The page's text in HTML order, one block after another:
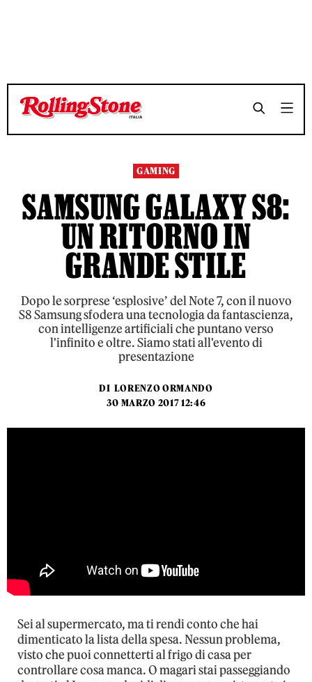
TEMPO DI LETTURA 9 MINUTI SHARE
TEMPO DI LETTURA 9 MINUTI SHARE
GAMING
SAMSUNG GALAXY S8:
UN RITORNO IN
GRANDE STILE
Dopo le sorprese ‘esplosive’ del Note 7, con il nuovo
S8 Samsung sfodera una tecnologia da fantascienza,
con intelligenze artificiali che puntano verso
l'infinito e oltre. Siamo stati all'evento di
presentazione
DI LORENZO ORMANDO
30 MARZO 2017 12:46
Sei al supermercato, ma ti rendi conto che hai
dimenticato la lista della spesa. Nessun problema,
visto che puoi connetterti al frigo di casa per
controllare cosa manca. O magari stai passeggiando